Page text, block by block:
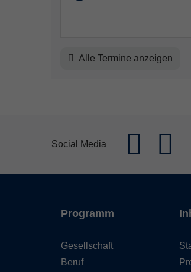
Alle Termine anzeigen
Social Media
Programm
Gesellschaft
Beruf